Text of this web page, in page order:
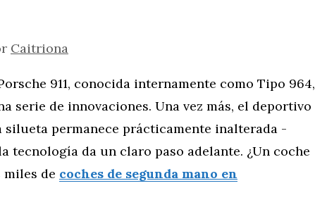
Caitriona
911, conocida internamente como Tipo 964,
serie de innovaciones. Una vez más, el deportivo
silueta permanece prácticamente inalterada -
tecnología da un claro paso adelante. ¿Un coche
miles de coches de segunda mano en